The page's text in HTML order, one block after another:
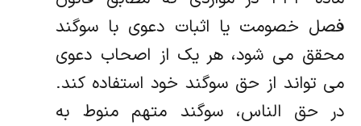
فصل خصومت یا اثبات دعوی با سوگند
محقق می شود، هر یک از اصحاب دعوی
می تواند از حق سوگند خود استفاده کند.
در حق الناس، سوگند متهم منوط به